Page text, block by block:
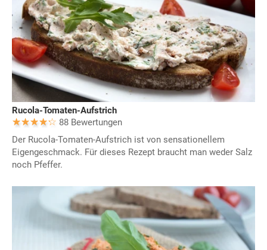
Rucola-Tomaten-Aufstrich
88 Bewertungen
Der Rucola-Tomaten-Aufstrich ist von sensationellem
Eigengeschmack. Für dieses Rezept braucht man weder Salz
noch Pfeffer.